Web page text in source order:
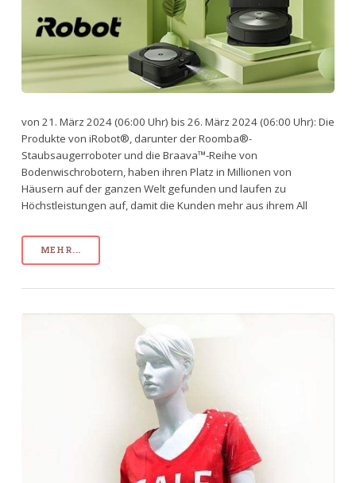
von 21. März 2024 (06:00 Uhr) bis 26. März 2024 (06:00 Uhr): Die
Produkte von iRobot®, darunter der Roomba®-
Staubsaugerroboter und die Braava™-Reihe von
Bodenwischrobotern, haben ihren Platz in Millionen von
Häusern auf der ganzen Welt gefunden und laufen zu
Höchstleistungen auf, damit die Kunden mehr aus ihrem All
MEHR...